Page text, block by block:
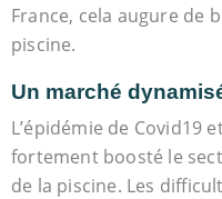
France, cela augure de
piscine.
Un marché
L’épidémie de Covid19
fortement boosté le
de la piscine. Les